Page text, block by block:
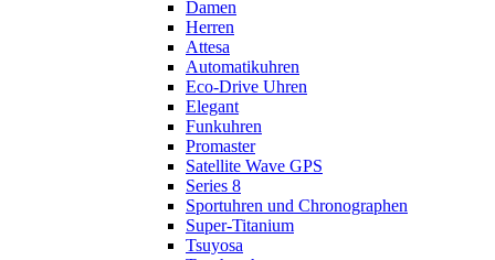
Damen
Herren
Attesa
Automatikuhren
Eco-Drive Uhren
Elegant
Funkuhren
Promaster
Satellite Wave GPS
Series 8
Sportuhren und Chronographen
Super-Titanium
Tsuyosa